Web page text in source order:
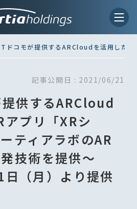
ドコモが提供するARCloudを活用した
記事公開日 : 2021/06/21
供するARCloud
アプリ「XRシ
ティアラボのAR
技術を提供〜
（月）より提供